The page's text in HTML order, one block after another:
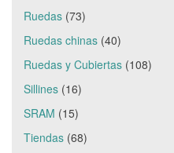
Ruedas (73)
Ruedas chinas (40)
Ruedas y Cubiertas (108)
Sillines (16)
SRAM (15)
Tiendas (68)